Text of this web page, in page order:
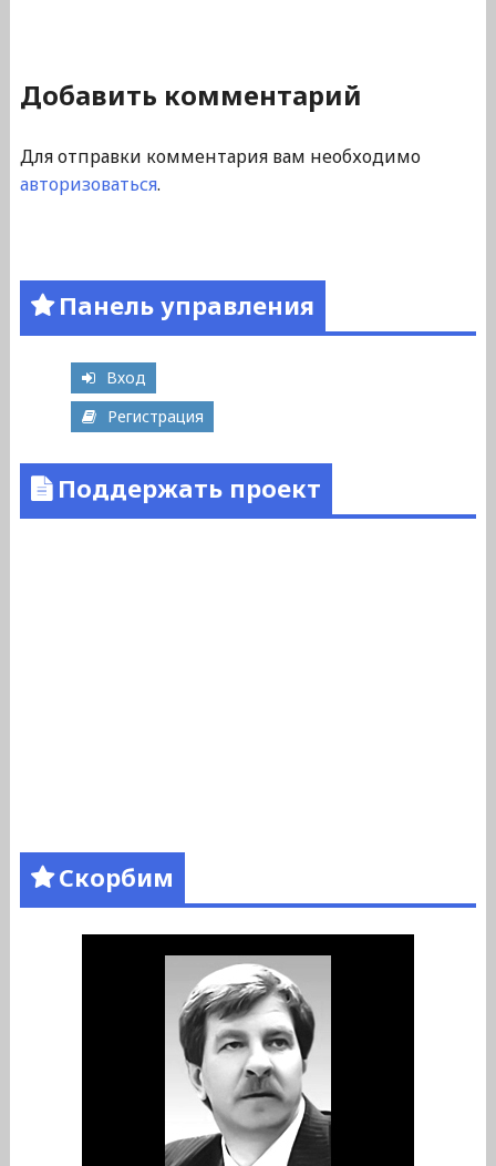
Добавить комментарий
Для отправки комментария вам необходимо
авторизоваться.
Панель управления
Вход
Регистрация
Поддержать проект
Скорбим